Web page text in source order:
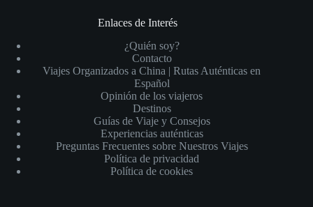
Enlaces de Interés
¿Quién soy?
Contacto
Viajes Organizados a China | Rutas Auténticas en
Español
Opinión de los viajeros
Destinos
Guías de Viaje y Consejos
Experiencias auténticas
Preguntas Frecuentes sobre Nuestros Viajes
Política de privacidad
Política de cookies